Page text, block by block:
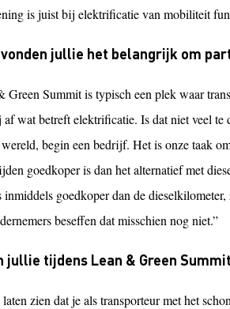
is juist bij elektrificatie van mobiliteit
jullie het belangrijk om
Green Summit is typisch een plek waar
wat betreft elektrificatie. Is dat niet veel te
begin een bedrijf. Het is onze taak
goedkoper is dan het alternatief met
goedkoper dan de
beseffen dat misschien nog niet.”
jullie tijdens Lean & Green
zien dat je als transporteur met het